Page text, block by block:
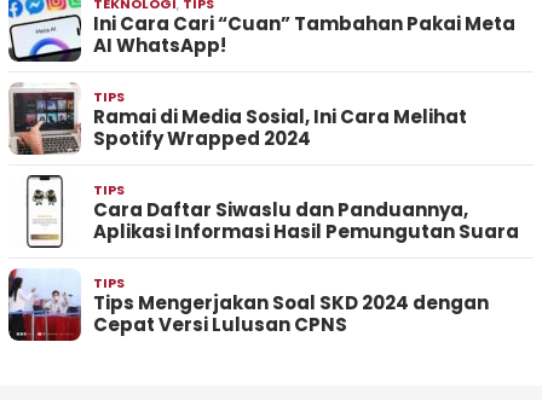
Ini Cara Cari “Cuan” Tambahan Pakai Meta
AI WhatsApp!
TIPS
Ramai di Media Sosial, Ini Cara Melihat
Spotify Wrapped 2024
TIPS
Cara Daftar Siwaslu dan Panduannya,
Aplikasi Informasi Hasil Pemungutan Suara
TIPS
Tips Mengerjakan Soal SKD 2024 dengan
Cepat Versi Lulusan CPNS